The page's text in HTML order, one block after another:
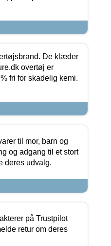
De klæder
overtøj er
fri for skadelig kemi.
til mor, barn og
og adgang til et stort
deres udvalg.
på Trustpilot
retur om deres